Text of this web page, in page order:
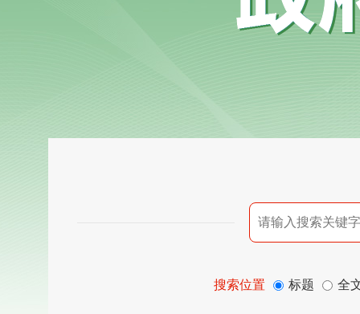
搜索位置 标题 全